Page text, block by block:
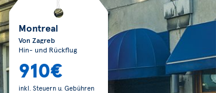
Montreal
Von Zagreb
Hin- und Rückflug
910€
inkl. Steuern u. Gebühren